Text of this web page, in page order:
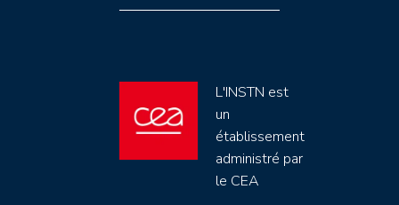
L'INSTN est
un
établissement
administré par
le CEA